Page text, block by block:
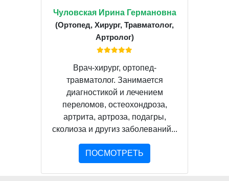
Чуловская Ирина Германовна
(Ортопед, Хирург, Травматолог,
Артролог)
Врач-хирург, ортопед-
травматолог. Занимается
диагностикой и лечением
переломов, остеохондроза,
артрита, артроза, подагры,
сколиоза и другиз заболеваний...
ПОСМОТРЕТЬ